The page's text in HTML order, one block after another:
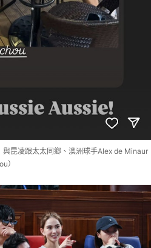
昆凌跟太太同鄉、澳洲球手Alex de Minaur
）